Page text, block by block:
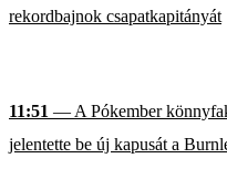
rekordbajnok csapatkapitányát
11:51 — A Pókember
jelentette be új kapusát a